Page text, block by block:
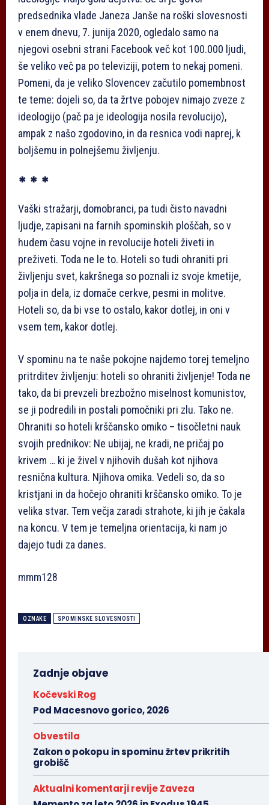
predsednika vlade Janeza Janše na roški slovesnosti
v enem dnevu, 7. junija 2020, ogledalo samo na
njegovi osebni strani Facebook več kot 100.000 ljudi,
še veliko več pa po televiziji, potem to nekaj pomeni.
Pomeni, da je veliko Slovencev začutilo pomembnost
te teme: dojeli so, da ta žrtve pobojev nimajo zveze z
ideologijo (pač pa je ideologija nosila revolucijo),
ampak z našo zgodovino, in da resnica vodi naprej, k
boljšemu in polnejšemu življenju.
* * *
Vaški stražarji, domobranci, pa tudi čisto navadni
ljudje, zapisani na farnih spominskih ploščah, so v
hudem času vojne in revolucije hoteli živeti in
preživeti. Toda ne le to. Hoteli so tudi ohraniti pri
življenju svet, kakršnega so poznali iz svoje kmetije,
polja in dela, iz domače cerkve, pesmi in molitve.
Hoteli so, da bi vse to ostalo, kakor dotlej, in oni v
vsem tem, kakor dotlej.
V spominu na te naše pokojne najdemo torej temeljno
pritrditev življenju: hoteli so ohraniti življenje! Toda ne
tako, da bi prevzeli brezbožno miselnost komunistov,
se ji podredili in postali pomočniki pri zlu. Tako ne.
Ohraniti so hoteli krščansko omiko – tisočletni nauk
svojih prednikov: Ne ubijaj, ne kradi, ne pričaj po
krivem … ki je živel v njihovih dušah kot njihova
resnična kultura. Njihova omika. Vedeli so, da so
kristjani in da hočejo ohraniti krščansko omiko. To je
velika stvar. Tem večja zaradi strahote, ki jih je čakala
na koncu. V tem je temeljna orientacija, ki nam jo
dajejo tudi za danes.
mmm128
OZNAKE SPOMINSKE SLOVESNOSTI
Zadnje objave
Kočevski Rog
Pod Macesnovo gorico, 2026
Obvestila
Zakon o pokopu in spominu žrtev prikritih
grobišč
Aktualni komentarji revije Zaveza